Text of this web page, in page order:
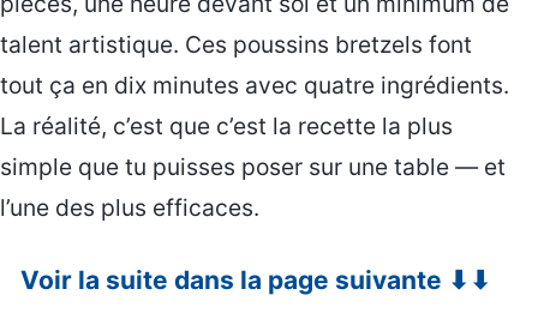
talent artistique. Ces poussins bretzels font
tout ça en dix minutes avec quatre ingrédients.
La réalité, c’est que c’est la recette la plus
simple que tu puisses poser sur une table — et
l’une des plus efficaces.
Voir la suite dans la page suivante ⬇⬇